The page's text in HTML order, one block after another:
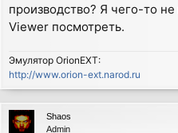
производство? Я чего-то
Viewer посмотреть.
Эмулятор OrionEXT:
http://www.orion-ext.narod.ru
Shaos
Admin